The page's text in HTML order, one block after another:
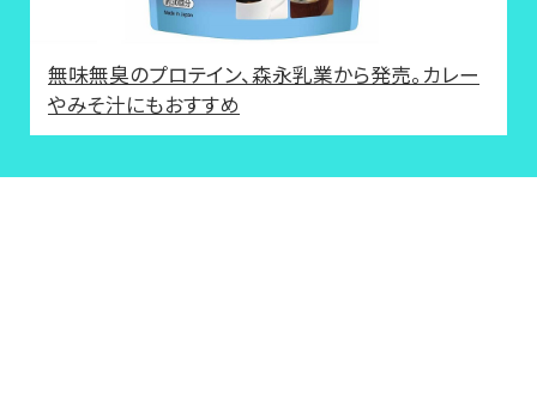
無味無臭のプロテイン、森永乳業から発売。カレー
やみそ汁にもおすすめ